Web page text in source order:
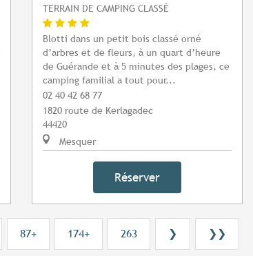
TERRAIN DE CAMPING CLASSÉ
Blotti dans un petit bois classé orné
d’arbres et de fleurs, à un quart d’heure
de Guérande et à 5 minutes des plages, ce
camping familial a tout pour...
02 40 42 68 77
1820 route de Kerlagadec
44420
Mesquer
Réserver
87+ 174+ 263 ❯ ❯❯